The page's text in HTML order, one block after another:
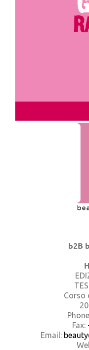
b2B
Corso
Fax:
Email: